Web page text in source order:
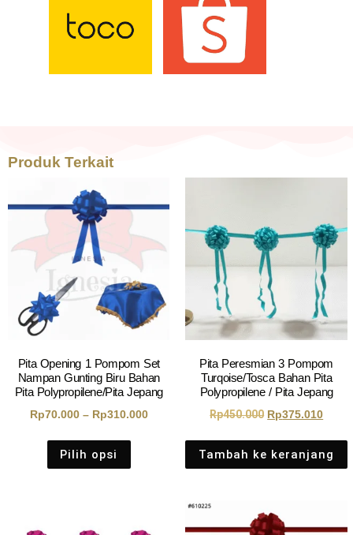
Produk Terkait
Pita Opening 1 Pompom Set
Nampan Gunting Biru Bahan
Pita Polypropilene/Pita Jepang
Rp70.000 – Rp310.000
Pilih opsi
Pita Peresmian 3 Pompom
Turqoise/Tosca Bahan Pita
Polypropilene / Pita Jepang
Rp450.000 Rp375.010
Tambah ke keranjang